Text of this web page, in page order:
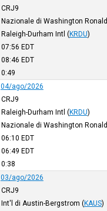
CRJ9
Nazionale di Washington
Raleigh-Durham Intl (KRDU)
07:56 EDT
08:46 EDT
0:49
04/ago/2026
CRJ9
Raleigh-Durham Intl (KRDU)
Nazionale di Washington
06:10 EDT
06:49 EDT
0:38
03/ago/2026
CRJ9
Int'l di Austin-Bergstrom (KAUS)